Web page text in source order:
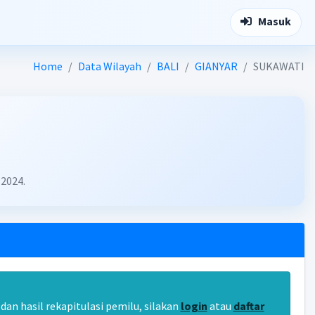
Masuk
Home Data Wilayah BALI GIANYAR SUKAWATI
hasil rekapitulasi pemilu, silakan login atau daftar